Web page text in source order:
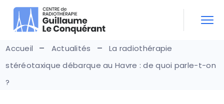
Accueil Actualités
La radiothérapie
stéréotaxique débarque au Havre : de quoi parle-t-on
?